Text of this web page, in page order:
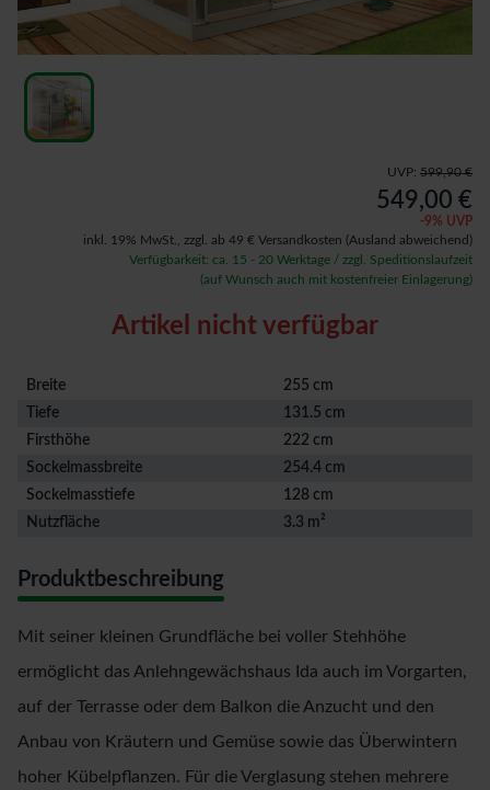
UVP: 599,90 €
549,00 €
-9% UVP
inkl. 19% MwSt., zzgl. ab 49 € Versandkosten (Ausland abweichend)
Verfügbarkeit: ca. 15 - 20 Werktage / zzgl. Speditionslaufzeit
(auf Wunsch auch mit kostenfreier Einlagerung)
Artikel nicht verfügbar
Breite
255 cm
Tiefe
131.5 cm
Firsthöhe
222 cm
Sockelmassbreite
254.4 cm
Sockelmasstiefe
128 cm
Nutzfläche
3.3 m²
Produktbeschreibung
Mit seiner kleinen Grundfläche bei voller Stehhöhe
ermöglicht das Anlehngewächshaus Ida auch im Vorgarten,
auf der Terrasse oder dem Balkon die Anzucht und den
Anbau von Kräutern und Gemüse sowie das Überwintern
hoher Kübelpflanzen. Für die Verglasung stehen mehrere